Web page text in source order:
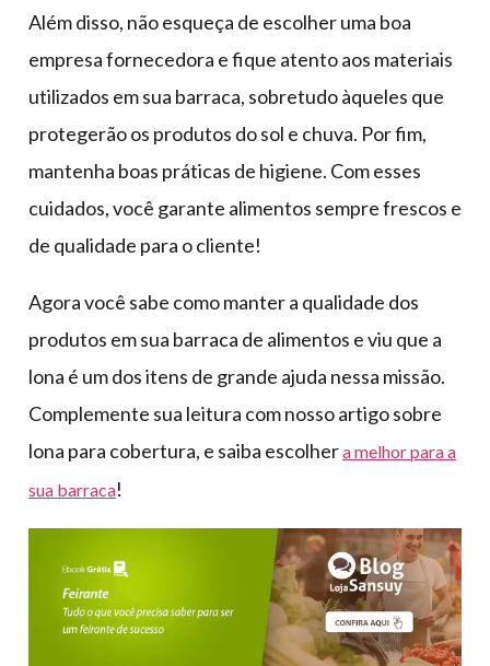
Além disso, não esqueça de escolher uma boa
empresa fornecedora e fique atento aos materiais
utilizados em sua barraca, sobretudo àqueles que
protegerão os produtos do sol e chuva. Por fim,
mantenha boas práticas de higiene. Com esses
cuidados, você garante alimentos sempre frescos e
de qualidade para o cliente!
Agora você sabe como manter a qualidade dos
produtos em sua barraca de alimentos e viu que a
lona é um dos itens de grande ajuda nessa missão.
Complemente sua leitura com nosso artigo sobre
lona para cobertura, e saiba escolhera melhor para a
sua barraca!